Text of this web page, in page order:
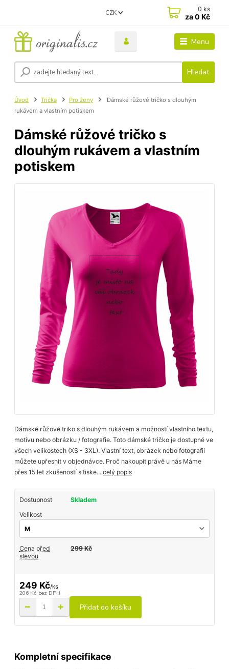
Menu
CZK
Hledat
0 ks
za0 Kč
Úvod Trička Pro ženy
Dámské růžové tričko s dlouhým
rukávem a vlastním potiskem
Dámské růžové tričko s
dlouhým rukávem a vlastním
potiskem
Dámské růžové triko s dlouhým rukávem a možností vlastního textu,
motivu nebo obrázku / fotografie. Toto dámské tričko je dostupné ve
všech velikostech (XS - 3XL). Vlastní text, obrázek nebo fotografii
můžete upřesnit v objednávce. Proč nakoupit právě u nás Máme
přes 15 let zkušeností s tiske...celý popis
Dostupnost
Skladem
Velikost
Cena před
slevou
299 Kč
249 Kč/ks
206 Kč bez DPH
Přidat do košíku
Kompletní specifikace